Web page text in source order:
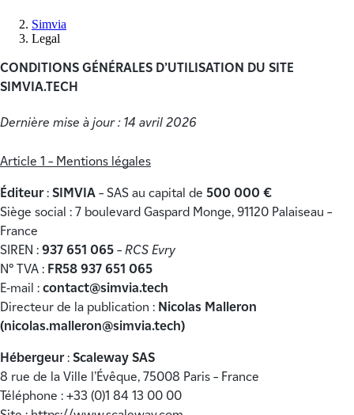
Simvia
Legal
CONDITIONS GÉNÉRALES D’UTILISATION DU SITE
SIMVIA.TECH
Dernière mise à jour : 14 avril 2026
Article 1 – Mentions légales
Éditeur: SIMVIA – SAS au capital de 500 000 €
Siège social : 7 boulevard Gaspard Monge, 91120 Palaiseau –
France
SIREN : 937 651 065 – RCS Evry
N° TVA : FR58 937 651 065
E-mail : contact@simvia.tech
Directeur de la publication : Nicolas Malleron
(nicolas.malleron@simvia.tech)
Hébergeur: Scaleway SAS
8 rue de la Ville l’Évêque, 75008 Paris – France
Téléphone : +33 (0)1 84 13 00 00